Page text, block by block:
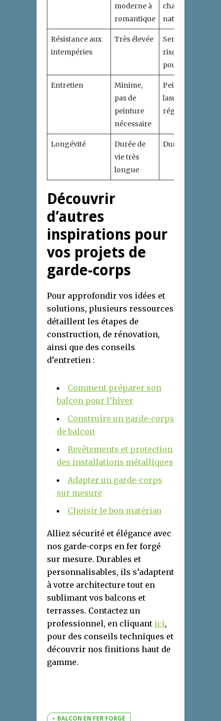
moderne à
romantique
charme
naturel
Résistance aux
intempéries
Très élevée
Sensible,
risque de
pourriture
Entretien
Minime,
pas de
peinture
nécessaire
Peinture et
lasure
régulièrement
Longévité
Durée de
vie très
longue
Durée réduite
Découvrir
d’autres
inspirations pour
vos projets de
garde-corps
Pour approfondir vos idées et
solutions, plusieurs ressources
détaillent les étapes de
construction, de rénovation,
ainsi que des conseils
d’entretien :
Comment préparer son
balcon pour l’hiver
Construire un garde-corps
de balcon
Revêtements et protection
des installations métalliques
Adapter un garde-corps
sur mesure
Choisir le bon matériau
Alliez sécurité et élégance avec
nos garde-corps en fer forgé
sur mesure. Durables et
personnalisables, ils s’adaptent
à votre architecture tout en
sublimant vos balcons et
terrasses. Contactez un
professionnel, en cliquant ici,
pour des conseils techniques et
découvrir nos finitions haut de
gamme.
BALCON EN FER FORGÉ